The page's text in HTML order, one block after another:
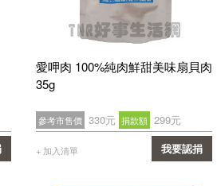
愛呷肉 100%純肉鮮甜美味扇貝肉
35g
參考市售價 330元 捐款額 299元
+ 加入清單 我要認捐